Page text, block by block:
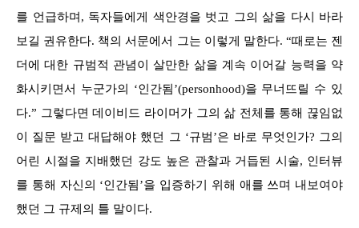
를 언급하며, 독자들에게 색안경을 벗고 그의 삶을 다시 바라
보길 권유한다. 책의 서문에서 그는 이렇게 말한다. “때로는 젠
더에 대한 규범적 관념이 살만한 삶을 계속 이어갈 능력을 약
화시키면서 누군가의 ‘인간됨’(personhood)을 무너뜨릴 수 있
다.” 그렇다면 데이비드 라이머가 그의 삶 전체를 통해 끊임없
이 질문 받고 대답해야 했던 그 ‘규범’은 바로 무엇인가? 그의
어린 시절을 지배했던 강도 높은 관찰과 거듭된 시술, 인터뷰
를 통해 자신의 ‘인간됨’을 입증하기 위해 애를 쓰며 내보여야
했던 그 규제의 틀 말이다.